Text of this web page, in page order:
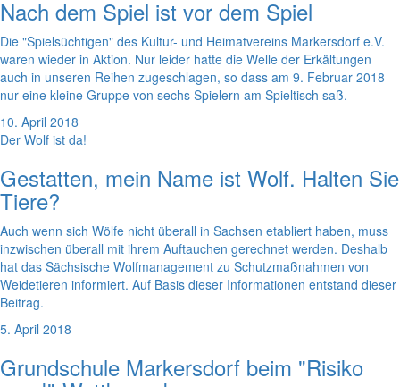
Nach dem Spiel ist vor dem Spiel
Die "Spielsüchtigen" des Kultur- und Heimatvereins Markersdorf e.V.
waren wieder in Aktion. Nur leider hatte die Welle der Erkältungen
auch in unseren Reihen zugeschlagen, so dass am 9. Februar 2018
nur eine kleine Gruppe von sechs Spielern am Spieltisch saß.
10. April 2018
Der Wolf ist da!
Gestatten, mein Name ist Wolf. Halten Sie
Tiere?
Auch wenn sich Wölfe nicht überall in Sachsen etabliert haben, muss
inzwischen überall mit ihrem Auftauchen gerechnet werden. Deshalb
hat das Sächsische Wolfmanagement zu Schutzmaßnahmen von
Weidetieren informiert. Auf Basis dieser Informationen entstand dieser
Beitrag.
5. April 2018
Grundschule Markersdorf beim "Risiko